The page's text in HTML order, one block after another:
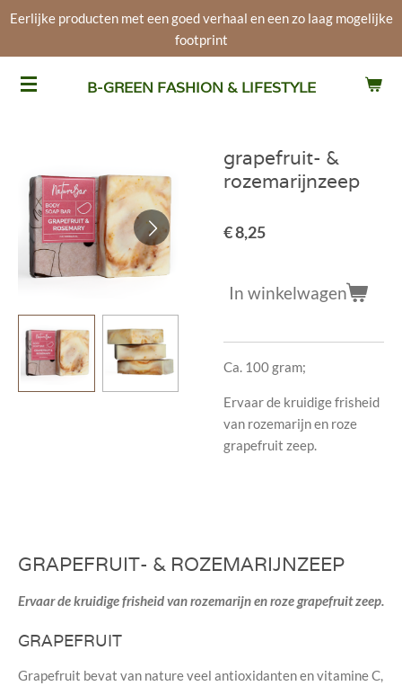
Ga
naar
de
B-GREEN FASHION & LIFESTYLE
Eerlijke producten met een goed verhaal en een zo laag mogelijke
footprint
grapefruit- &
rozemarijnzeep
€ 8,25
In winkelwagen
Ca. 100 gram;
Ervaar de kruidige frisheid
van rozemarijn en roze
grapefruit zeep.
GRAPEFRUIT- & ROZEMARIJNZEEP
Ervaar de kruidige frisheid van rozemarijn en roze grapefruit zeep.
GRAPEFRUIT
Grapefruit bevat van nature veel antioxidanten en vitamine C,